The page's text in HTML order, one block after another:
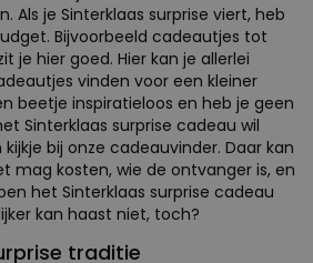
Als je Sinterklaas surprise viert, heb
Bijvoorbeeld cadeautjes tot
je hier goed. Hier kan je allerlei
vinden voor een kleiner
beetje inspiratieloos en heb je geen
Sinterklaas surprise cadeau wil
bij onze cadeauvinder. Daar kan
mag kosten, wie de ontvanger is, en
het Sinterklaas surprise cadeau
kan haast niet, toch?
traditie